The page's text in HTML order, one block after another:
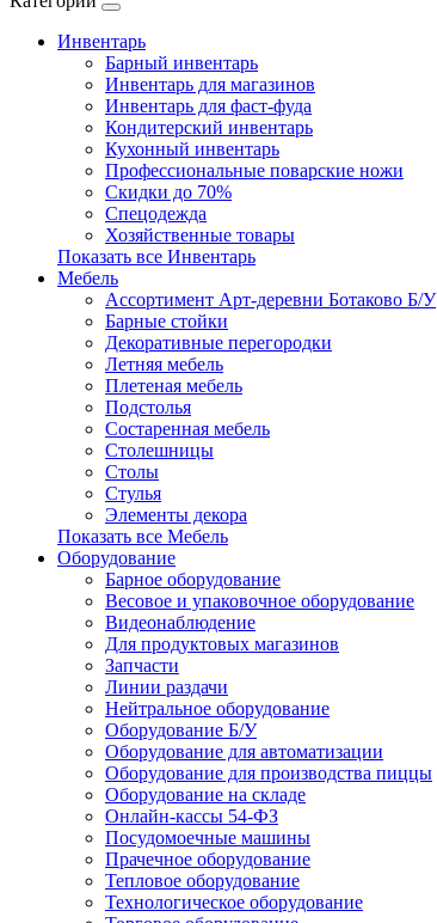
Инвентарь
Барный инвентарь
Инвентарь для магазинов
Инвентарь для фаст-фуда
Кондитерский инвентарь
Кухонный инвентарь
Профессиональные поварские ножи
Скидки до 70%
Спецодежда
Хозяйственные товары
Показать все Инвентарь
Мебель
Ассортимент Арт-деревни Ботаково Б/У
Барные стойки
Декоративные перегородки
Летняя мебель
Плетеная мебель
Подстолья
Состаренная мебель
Столешницы
Столы
Стулья
Элементы декора
Показать все Мебель
Оборудование
Барное оборудование
Весовое и упаковочное оборудование
Видеонаблюдение
Для продуктовых магазинов
Запчасти
Линии раздачи
Нейтральное оборудование
Оборудование Б/У
Оборудование для автоматизации
Оборудование для производства пиццы
Оборудование на складе
Онлайн-кассы 54-ФЗ
Посудомоечные машины
Прачечное оборудование
Тепловое оборудование
Технологическое оборудование